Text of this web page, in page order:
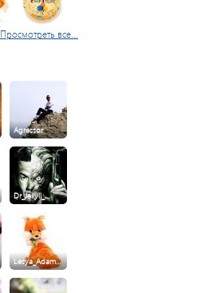
Просмотреть все...
Agressor
Dr_Jekyll_…
Lesya_Adam…